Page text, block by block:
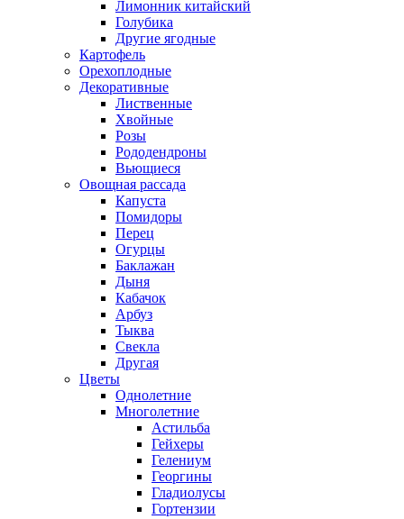
Лимонник китайский
Голубика
Другие ягодные
Картофель
Орехоплодные
Декоративные
Лиственные
Хвойные
Розы
Рододендроны
Вьющиеся
Овощная рассада
Капуста
Помидоры
Перец
Огурцы
Баклажан
Дыня
Кабачок
Арбуз
Тыква
Свекла
Другая
Цветы
Однолетние
Многолетние
Астильба
Гейхеры
Гелениум
Георгины
Гладиолусы
Гортензии